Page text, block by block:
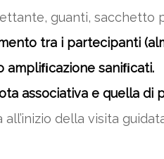
guanti, sacchetto
tra i partecipanti
ampliﬁcazione saniﬁcati.
associativa e quella di
della visita